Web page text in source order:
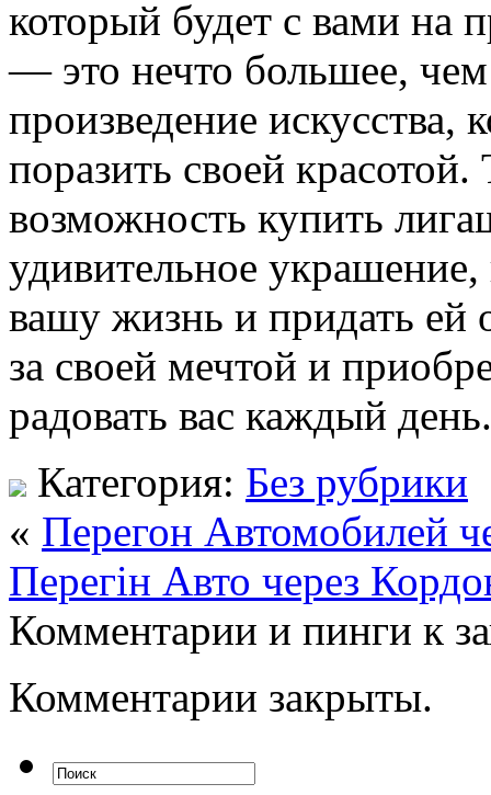
который будет с вами на
— это нечто большее, чем
произведение искусства,
поразить своей красотой.
возможность купить
удивительное
вашу жизнь и придать
за своей мечтой и
радовать вас каждый день.
Категория: Без рубрики
« Перегон Автомобилей
Перегін Авто через
Комментарии и пинги к
Комментарии закрыты.